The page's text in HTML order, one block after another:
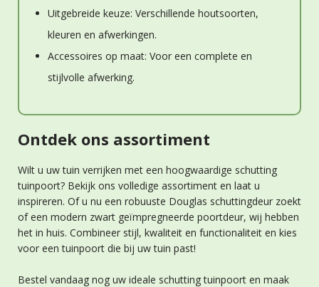
Uitgebreide keuze: Verschillende houtsoorten,
kleuren en afwerkingen.
Accessoires op maat: Voor een complete en
stijlvolle afwerking.
Ontdek ons assortiment
Wilt u uw tuin verrijken met een hoogwaardige schutting
tuinpoort? Bekijk ons volledige assortiment en laat u
inspireren. Of u nu een robuuste Douglas schuttingdeur zoekt
of een modern zwart geïmpregneerde poortdeur, wij hebben
het in huis. Combineer stijl, kwaliteit en functionaliteit en kies
voor een tuinpoort die bij uw tuin past!
Bestel vandaag nog uw ideale schutting tuinpoort en maak